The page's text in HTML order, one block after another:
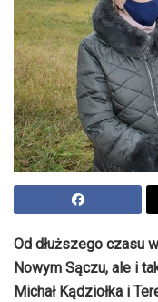
Od dłuższego czasu
Nowym Sączu, ale i
Michał Kądziołka i